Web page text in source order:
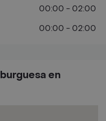
en
00:00 - 02:00
00:00 - 02:00